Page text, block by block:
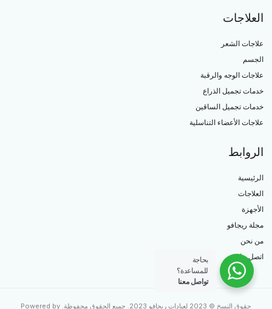
العلاجات
علاجات الشعر
الجسم
علاجات الوجه والرقبة
خدمات تجميل الذراع
خدمات تجميل الساقين
علاجات الأعضاء التناسلية
الروابط
الرئيسية
العلاجات
الأجهزة
مجلة ريجافو
من نحن
اتصل بنا
حقوق النسخ © 2023 لعيادات ريجافو 2023. جميع الحقوق محفوظة. Powered by
بحاجة
للمساعدة؟
تواصل معنا